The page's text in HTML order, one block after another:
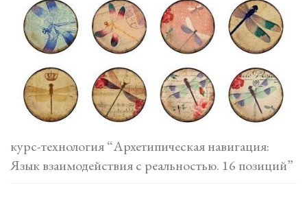
курс-технология “Архетипическая навигация:
Язык взаимодействия с реальностью. 16 позиций”